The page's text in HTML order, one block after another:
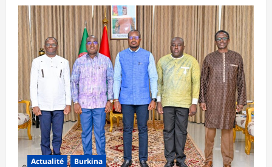
Actualité Burkina